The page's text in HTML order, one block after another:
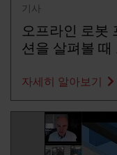
기사
오프라인 로봇
션을 살펴볼 때
자세히 알아보기